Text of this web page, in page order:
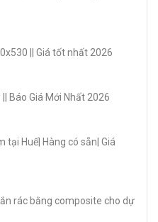
|| Giá tốt nhất 2026
Báo Giá Mới Nhất 2026
Huế| Hàng có sẵn| Giá
rác bằng composite cho dự